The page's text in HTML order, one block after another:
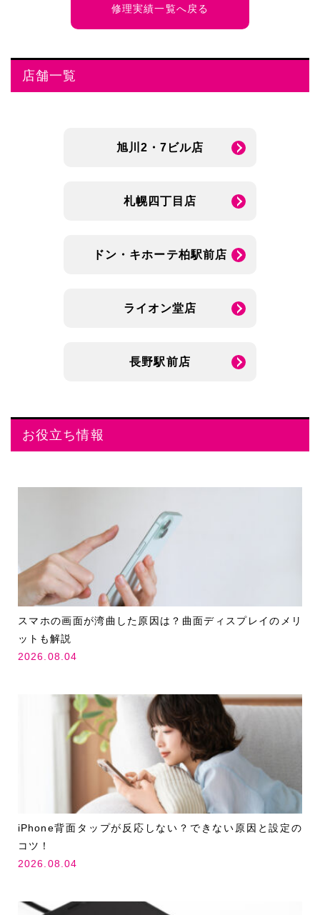
修理実績一覧へ戻る
店舗一覧
旭川2・7ビル店
札幌四丁目店
ドン・キホーテ柏駅前店
ライオン堂店
長野駅前店
お役立ち情報
スマホの画面が湾曲した原因は？曲面ディスプレイのメリ
ットも解説
2026.08.04
iPhone背面タップが反応しない？できない原因と設定の
コツ！
2026.08.04